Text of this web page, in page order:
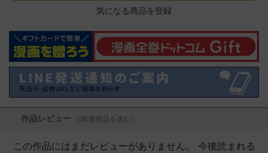
気になる商品を登録
作品レビュー （関連商品を含む）
この作品にはまだレビューがありません。 今後読まれる